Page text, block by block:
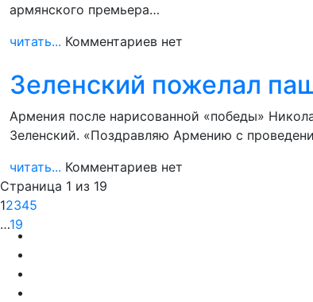
армянского премьера…
читать... Комментариев нет
Зеленский пожелал
Армения после нарисованной «победы»
Зеленский. «Поздравляю Армению с
читать... Комментариев нет
Страница 1 из 19
12345
…19